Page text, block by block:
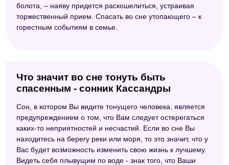
болота, – наяву придется раскошелиться, устраивая
торжественный прием. Спасать во сне утопающего – к
горестным событиям в семье.
Что значит во сне тонуть быть
спасенным - сонник Кассандры
Сон, в котором Вы видите тонущего человека, является
предупреждением о том, что Вам следует остерегаться
каких-то неприятностей и несчастий. Если во сне Вы
находитесь на берегу реки или моря, то это значит, что у
Вас будет возможность изменить свою жизнь к лучшему.
Видеть себя плывущим по воде - знак того, что Ваши